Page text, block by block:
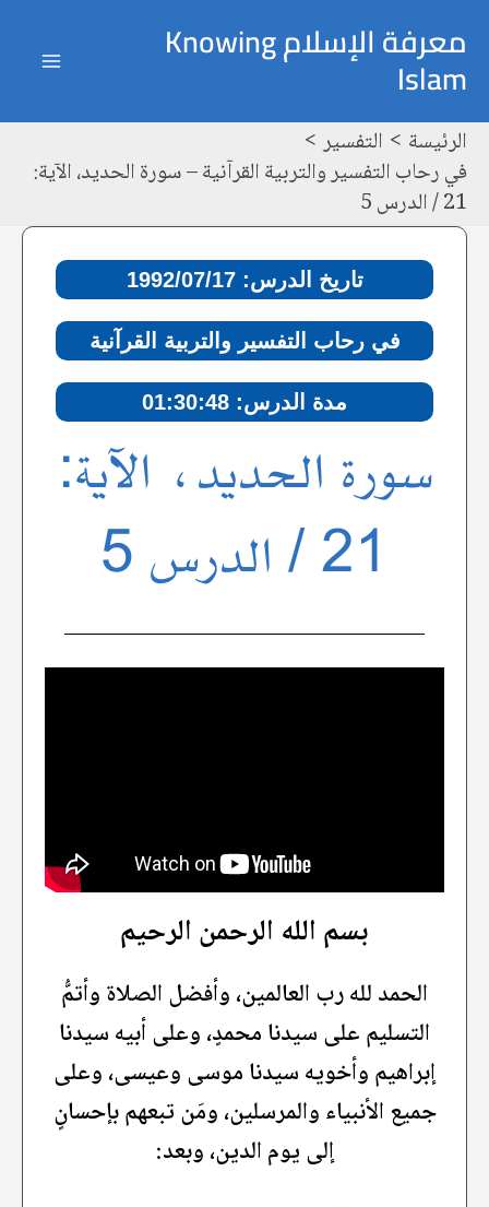
إلى
المحتوى
معرفة الإسلام Knowing
Islam
الرئيسة
التفسير
في رحاب التفسير والتربية القرآنية – سورة الحديد، الآية:
21 / الدرس 5
تاريخ الدرس: 1992/07/17
في رحاب التفسير والتربية القرآنية
مدة الدرس: 01:30:48
سورة الحديد، الآية:
21 / الدرس 5
بسم الله الرحمن الرحيم
الحمد لله رب العالمين، وأفضل الصلاة وأتمُّ
التسليم على سيدنا محمدٍ، وعلى أبيه سيدنا
إبراهيم وأخويه سيدنا موسى وعيسى، وعلى
جميع الأنبياء والمرسلين، ومَن تبعهم بإحسانٍ
إلى يوم الدين، وبعد:
navigation